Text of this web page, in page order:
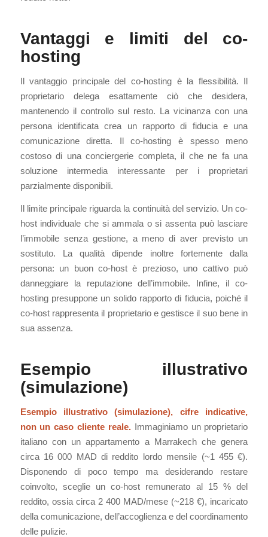
Vantaggi e limiti del co-
hosting
Il vantaggio principale del co-hosting è la flessibilità. Il
proprietario delega esattamente ciò che desidera,
mantenendo il controllo sul resto. La vicinanza con una
persona identificata crea un rapporto di fiducia e una
comunicazione diretta. Il co-hosting è spesso meno
costoso di una conciergerie completa, il che ne fa una
soluzione intermedia interessante per i proprietari
parzialmente disponibili.
Il limite principale riguarda la continuità del servizio. Un co-
host individuale che si ammala o si assenta può lasciare
l’immobile senza gestione, a meno di aver previsto un
sostituto. La qualità dipende inoltre fortemente dalla
persona: un buon co-host è prezioso, uno cattivo può
danneggiare la reputazione dell’immobile. Infine, il co-
hosting presuppone un solido rapporto di fiducia, poiché il
co-host rappresenta il proprietario e gestisce il suo bene in
sua assenza.
Esempio illustrativo
(simulazione)
Esempio illustrativo (simulazione), cifre indicative,
non un caso cliente reale.Immaginiamo un proprietario
italiano con un appartamento a Marrakech che genera
circa 16 000 MAD di reddito lordo mensile (~1 455 €).
Disponendo di poco tempo ma desiderando restare
coinvolto, sceglie un co-host remunerato al 15 % del
reddito, ossia circa 2 400 MAD/mese (~218 €), incaricato
della comunicazione, dell’accoglienza e del coordinamento
delle pulizie.